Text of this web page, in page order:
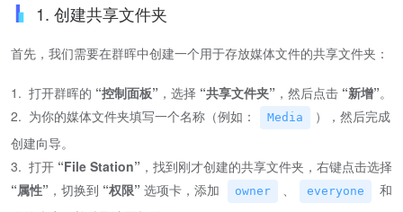
1. 创建共享文件夹
首先，我们需要在群晖中创建一个用于存放媒体文件的共享文件夹：
1. 打开群晖的 “控制面板” ，选择 “共享文件夹” ，然后点击 “新增”。
2. 为你的媒体文件夹填写一个名称（例如：
Media
），然后完成
创建向导。
3. 打开 “File Station” ，找到刚才创建的共享文件夹，右键点击选择
“属性” ，切换到 “权限” 选项卡，添加 owner everyone
和